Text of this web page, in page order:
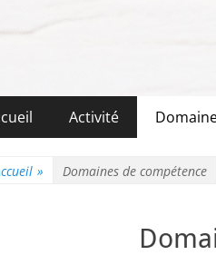
Activité
» Domaines de compétence